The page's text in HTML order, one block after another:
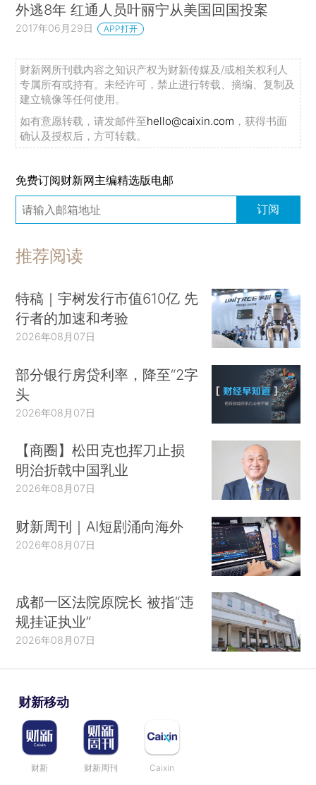
外逃8年 红通人员叶丽宁从美国回国投案
2017年06月29日 APP打开
财新网所刊载内容之知识产权为财新传媒及/或相关权利人
专属所有或持有。未经许可，禁止进行转载、摘编、复制及
建立镜像等任何使用。
如有意愿转载，请发邮件至hello@caixin.com ，获得书面
确认及授权后，方可转载。
免费订阅财新网主编精选版电邮
订阅
推荐阅读
特稿｜宇树发行市值610亿 先
行者的加速和考验
2026年08月07日
部分银行房贷利率，降至“2字
头
2026年08月07日
【商圈】松田克也挥刀止损
明治折戟中国乳业
2026年08月07日
财新周刊｜AI短剧涌向海外
2026年08月07日
成都一区法院原院长 被指“违
规挂证执业”
2026年08月07日
财新移动
财新 财新周刊 Caixin